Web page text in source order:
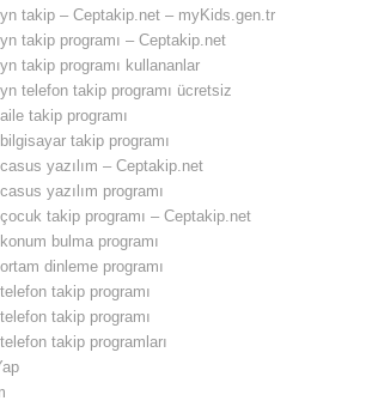
takip – Ceptakip.net – myKids.gen.tr
takip programı – Ceptakip.net
takip programı kullananlar
telefon takip programı ücretsiz
takip programı
takip programı
yazılım – Ceptakip.net
yazılım programı
takip programı – Ceptakip.net
bulma programı
dinleme programı
takip programı
takip programı
takip programları